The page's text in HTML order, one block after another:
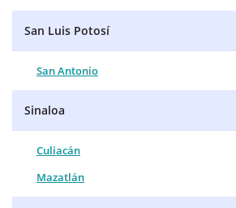
San Luis Potosí
San Antonio
Sinaloa
Culiacán
Mazatlán